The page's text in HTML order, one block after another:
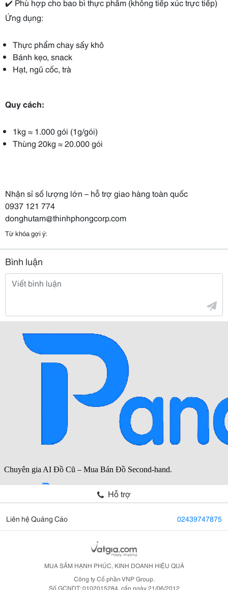
Ứng dụng:
Thực phẩm chay sấy khô
Bánh kẹo, snack
Hạt, ngũ cốc, trà
Quy cách:
1kg ≈ 1.000 gói (1g/gói)
Thùng 20kg ≈ 20.000 gói
Nhận sỉ số lượng lớn – hỗ trợ giao hàng toàn quốc
0937 121 774
donghutam@thinhphongcorp.com
Từ khóa gợi ý:
Bình luận
Hỗ trợ
Liên hệ Quảng Cáo 02439747875
MUA SẮM HẠNH PHÚC, KINH DOANH HIỆU QUẢ
Công ty Cổ phần VNP Group.
Số GCNDT: 0102015284, cấp ngày 21/06/2012